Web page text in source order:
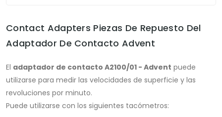
Contact Adapters Piezas De Repuesto Del
Adaptador De Contacto Advent
El adaptador de contacto A2100/01 - Advent puede
utilizarse para medir las velocidades de superficie y las
revoluciones por minuto.
Puede utilizarse con los siguientes tacómetros: